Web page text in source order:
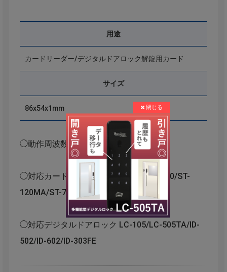
用途
カードリーダー/デジタルドアロック解錠用カード
サイズ
86x54x1mm
◯動作周波数：MIFARE 13.56MHz
◯対応カードリーダー LK-3000Ⅱ/GM-3000/ST-
120MA/ST-720MA/ST-520MB
◯対応デジタルドアロック LC-105/LC-505TA/ID-
502/ID-602/ID-303FE